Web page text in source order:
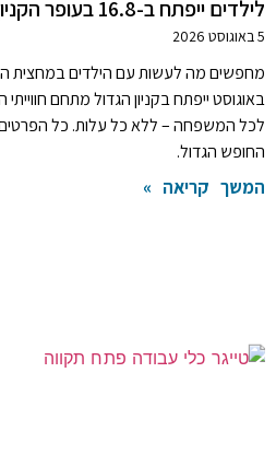
לילדים ייפתח ב-16.8 בעופר הקניון הגדול
5 באוגוסט 2026
באוגוסט ייפתח בקניון הגדול מתחם חווייתי
לכל המשפחה – ללא כל עלות. כל
החופש הגדול.
המשך קריאה »